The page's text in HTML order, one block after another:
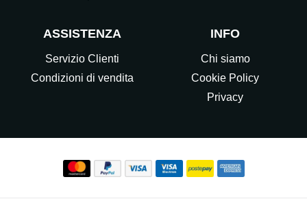
ASSISTENZA
Servizio Clienti
Condizioni di vendita
INFO
Chi siamo
Cookie Policy
Privacy